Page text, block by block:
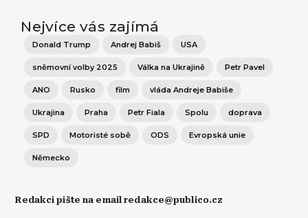
Nejvíce vás zajímá
Donald Trump Andrej Babiš USA
sněmovní volby 2025 Válka na Ukrajině Petr Pavel
ANO Rusko film vláda Andreje Babiše
Ukrajina Praha Petr Fiala Spolu doprava
SPD Motoristé sobě ODS Evropská unie
Německo
Redakci pište na email redakce@publico.cz